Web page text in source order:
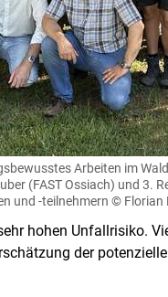
Arbeiten im
(FAST Ossiach) und 3.
und -teilnehmern © Florian
hohen Unfallrisiko.
der